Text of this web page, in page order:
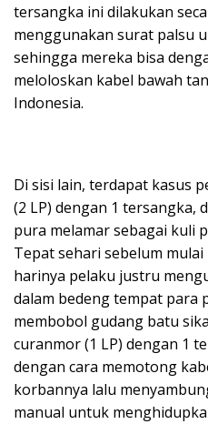
tersangka ini dilakukan
menggunakan surat palsu
sehingga mereka bisa
meloloskan kabel bawah
Indonesia.
Di sisi lain, terdapat kasus
(2 LP) dengan 1 tersangka,
pura melamar sebagai kuli
Tepat sehari sebelum
harinya pelaku justru
dalam bedeng tempat para
membobol gudang batu
curanmor (1 LP) dengan 1
dengan cara memotong
korbannya lalu
manual untuk